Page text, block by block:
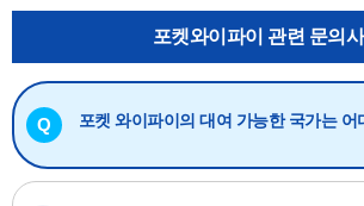
포켓와이파이 관련 문의
Q 포켓 와이파이의 대여 가능한 국가는 어